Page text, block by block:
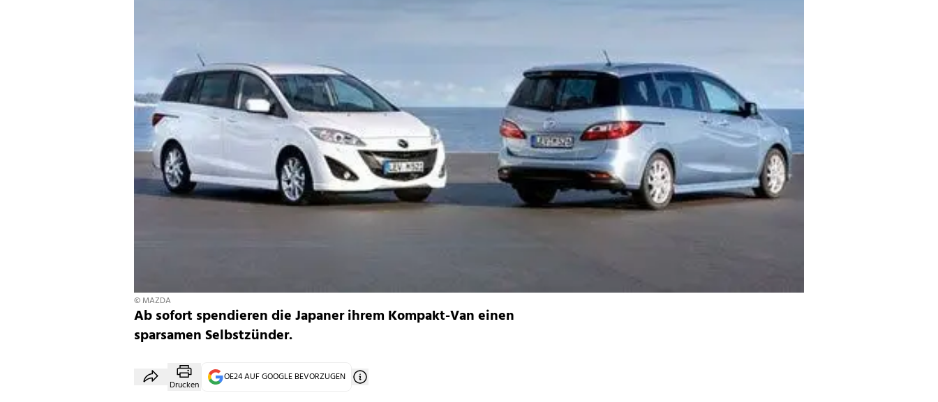
© MAZDA
Ab sofort spendieren die Japaner ihrem Kompakt-Van einen
sparsamen Selbstzünder.
Drucken
OE24 AUF GOOGLE BEVORZUGEN